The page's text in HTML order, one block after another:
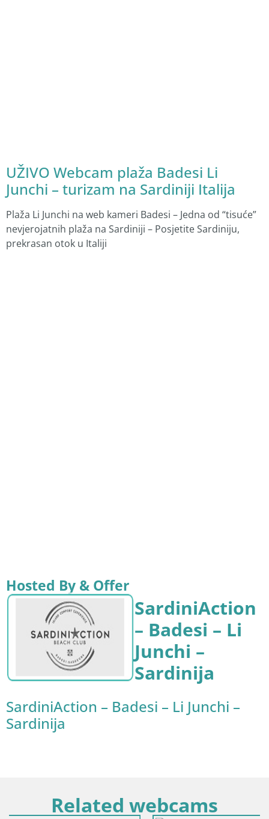
UŽIVO Webcam plaža Badesi Li
Junchi – turizam na Sardiniji Italija
Plaža Li Junchi na web kameri Badesi – Jedna od “tisuće”
nevjerojatnih plaža na Sardiniji – Posjetite Sardiniju,
prekrasan otok u Italiji
Hosted By & Offer
SardiniAction
– Badesi – Li
Junchi –
Sardinija
SardiniAction – Badesi – Li Junchi –
Sardinija
Related webcams